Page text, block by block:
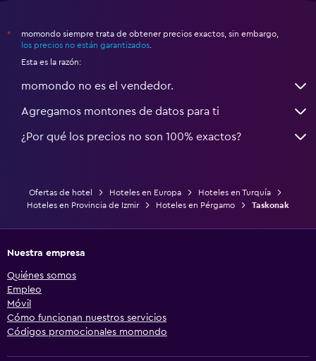
*
momondo siempre trata de obtener precios exactos, sin embargo,
los precios no están garantizados
Esta es la razón:
momondo no es el vendedor.
Agregamos montones de datos para ti
¿Por qué los precios no son 100% exactos?
Ofertas de hotel Hoteles en Europa
Hoteles en Turquía
Hoteles en Provincia de Izmir
Hoteles en Pérgamo Taskonak
Nuestra empresa
Quiénes somos
Empleo
Móvil
Cómo funcionan nuestros servicios
Códigos promocionales momondo